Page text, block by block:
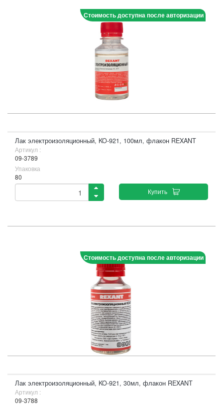
Стоимость доступна после авторизации
Лак электроизоляционный, KO-921, 100мл, флакон REXANT
Артикул :
09-3789
Упаковка
80
Купить
Стоимость доступна после авторизации
Лак электроизоляционный, KO-921, 30мл, флакон REXANT
Артикул :
09-3788